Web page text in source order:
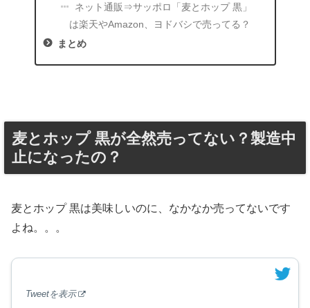
ネット通販⇒サッポロ「麦とホップ 黒」
は楽天やAmazon、ヨドバシで売ってる？
まとめ
麦とホップ 黒が全然売ってない？製造中
止になったの？
麦とホップ 黒は美味しいのに、なかなか売ってないです
よね。。。
Tweetを表示